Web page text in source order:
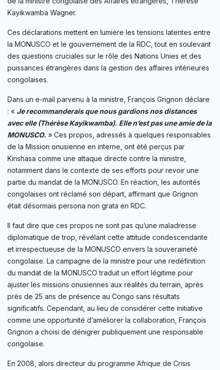
Kayikwamba Wagner.
Ces déclarations mettent en lumière les tensions latentes entre
la MONUSCO et le gouvernement de la RDC, tout en soulevant
des questions cruciales sur le rôle des Nations Unies et des
puissances étrangères dans la gestion des affaires intérieures
congolaises.
Dans un e-mail parvenu à la ministre, François Grignon déclare
: « Je recommanderais que nous gardions nos distances
avec elle (Thérèse Kayikwamba). Elle n’est pas une amie de la
MONUSCO. » Ces propos, adressés à quelques responsables
de la Mission onusienne en interne, ont été perçus par
Kinshasa comme une attaque directe contre la ministre,
notamment dans le contexte de ses efforts pour revoir une
partie du mandat de la MONUSCO. En réaction, les autorités
congolaises ont réclamé son départ, affirmant que Grignon
était désormais persona non grata en RDC.
Il faut dire que ces propos ne sont pas qu’une maladresse
diplomatique de trop, révélant cette attitude condescendante
et irrespectueuse de la MONUSCO envers la souveraineté
congolaise. La campagne de la ministre pour une redéfinition
du mandat de la MONUSCO traduit un effort légitime pour
ajuster les missions onusiennes aux réalités du terrain, après
près de 25 ans de présence au Congo sans résultats
significatifs. Cependant, au lieu de considérer cette initiative
comme une opportunité d’améliorer la collaboration, François
Grignon a choisi de dénigrer publiquement une responsable
congolaise.
En 2008, alors directeur du programme Afrique de Crisis